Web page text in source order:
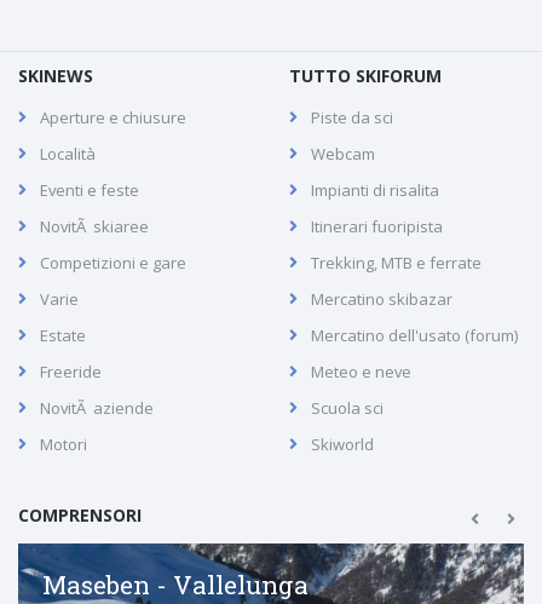
SKINEWS
Aperture e chiusure
Località
Eventi e feste
NovitÃ skiaree
Competizioni e gare
Varie
Estate
Freeride
NovitÃ aziende
Motori
TUTTO SKIFORUM
Piste da sci
Webcam
Impianti di risalita
Itinerari fuoripista
Trekking, MTB e ferrate
Mercatino skibazar
Mercatino dell'usato (forum)
Meteo e neve
Scuola sci
Skiworld
COMPRENSORI
Maseben - Vallelunga